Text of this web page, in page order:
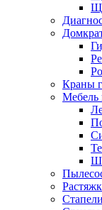
Краны
Мебель
Стапели